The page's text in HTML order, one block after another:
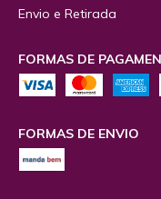
Envio e Retirada
FORMAS DE
FORMAS DE ENVIO